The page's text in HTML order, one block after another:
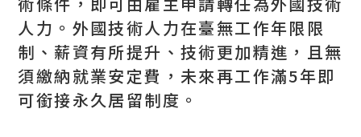
人力。外國技術人力在臺無工作年限限
制、薪資有所提升、技術更加精進，且無
須繳納就業安定費，未來再工作滿5年即
可銜接永久居留制度。